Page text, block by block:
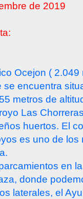
de 2019
Ocejon (
se encuentra
metros de
Las
huertos. El
es uno de
en
donde
laterales, el